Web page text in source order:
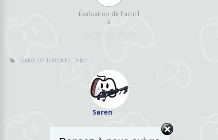
Évaluation de l'articl
e
GAME OF THRONES HBO
Søren